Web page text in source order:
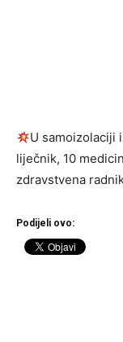
U samoizolaciji
liječnik, 10
zdravstvena
Podijeli ovo: